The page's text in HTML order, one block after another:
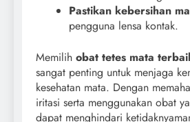
Pastikan kebersihan
pengguna lensa kontak.
Memilih obat tetes mata
sangat penting untuk menjaga
kesehatan mata. Dengan
iritasi serta menggunakan obat
dapat menghindari